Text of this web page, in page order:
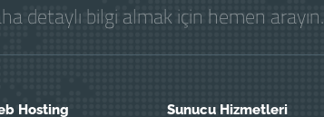
detaylı bilgi almak için hemen arayın.
Hosting Sunucu Hizmetleri